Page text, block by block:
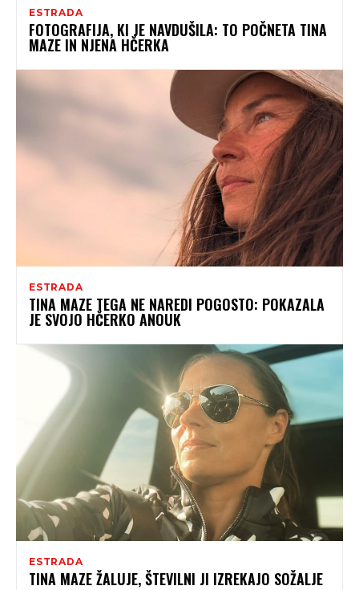
ESTRADA
FOTOGRAFIJA, KI JE NAVDUŠILA: TO POČNETA TINA
MAZE IN NJENA HČERKA
ESTRADA
TINA MAZE TEGA NE NAREDI POGOSTO: POKAZALA
JE SVOJO HČERKO ANOUK
ESTRADA
TINA MAZE ŽALUJE, ŠTEVILNI JI IZREKAJO SOŽALJE